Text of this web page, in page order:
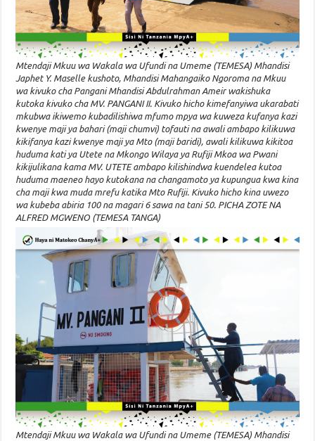
Mtendaji Mkuu wa Wakala wa Ufundi na Umeme (TEMESA) Mhandisi
Japhet Y. Maselle kushoto, Mhandisi Mahangaiko Ngoroma na Mkuu
wa kivuko cha Pangani Mhandisi Abdulrahman Ameir wakishuka
kutoka kivuko cha MV. PANGANI II. Kivuko hicho kimefanyiwa ukarabati
mkubwa ikiwemo kubadilishiwa mfumo mpya wa kuweza kufanya kazi
kwenye maji ya bahari (maji chumvi) tofauti na awali ambapo kilikuwa
kikifanya kazi kwenye maji ya Mto (maji baridi), awali kilikuwa kikitoa
huduma kati ya Utete na Mkongo Wilaya ya Rufiji Mkoa wa Pwani
kikijulikana kama MV. UTETE ambapo kilishindwa kuendelea kutoa
huduma maeneo hayo kutokana na changamoto ya kupungua kwa kina
cha maji kwa muda mrefu katika Mto Rufiji. Kivuko hicho kina uwezo
wa kubeba abiria 100 na magari 6 sawa na tani 50. PICHA ZOTE NA
ALFRED MGWENO (TEMESA TANGA)
Mtendaji Mkuu wa Wakala wa Ufundi na Umeme (TEMESA) Mhandisi